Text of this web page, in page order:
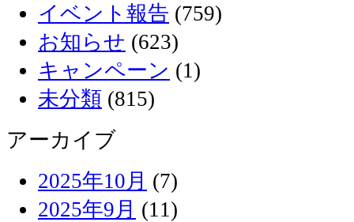
イベント報告 (759)
お知らせ (623)
キャンペーン (1)
未分類 (815)
アーカイブ
2025年10月 (7)
2025年9月 (11)